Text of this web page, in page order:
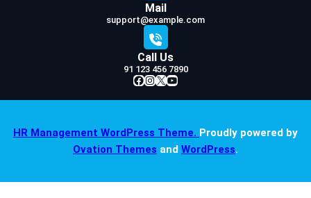
Mail
support@example.com
Call Us
91 123 456 7890
Facebook InstagramX YouTube
HR Management WordPress Theme. Proudly powered by
Ovation Themes and WordPress.